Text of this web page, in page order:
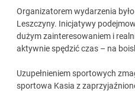
Organizatorem wydarzenia
Leszczyny. Inicjatywy
dużym zainteresowaniem i
aktywnie spędzić czas – na
Uzupełnieniem sportowych
sportowa Kasia z